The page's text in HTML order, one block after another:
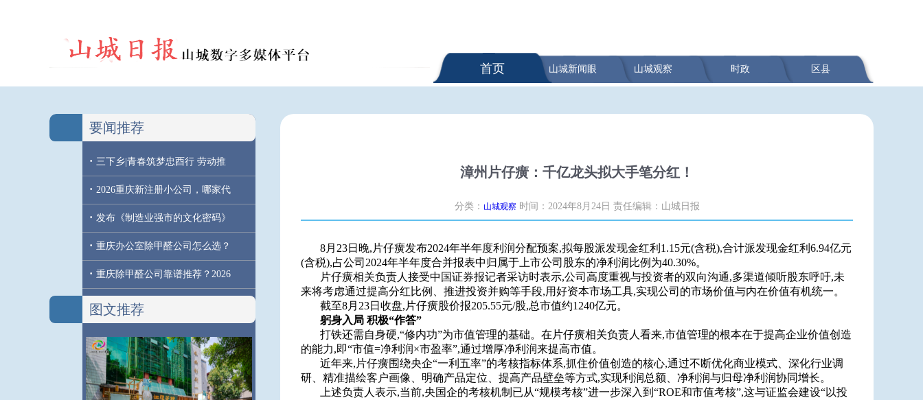
首页 山城新闻眼 山城观察 时政 区县
要闻推荐
· 三下乡|青春筑梦忠酉行 劳动推
· 2026重庆新注册小公司，哪家代
· 发布《制造业强市的文化密码》
· 重庆办公室除甲醛公司怎么选？
· 重庆除甲醛公司靠谱推荐？2026
图文推荐
漳州片仔癀：千亿龙头拟大手笔分红！
分类： 山城观察 时间：2024年8月24日 责任编辑：山城日报
8月23日晚,片仔癀发布2024年半年度利润分配预案,拟每股派发现金红利1.15元(含税),合计派发现金红利6.94亿元
(含税),占公司2024年半年度合并报表中归属于上市公司股东的净利润比例为40.30%。
片仔癀相关负责人接受中国证券报记者采访时表示,公司高度重视与投资者的双向沟通,多渠道倾听股东呼吁,未
来将考虑通过提高分红比例、推进投资并购等手段,用好资本市场工具,实现公司的市场价值与内在价值有机统一。
截至8月23日收盘,片仔癀股价报205.55元/股,总市值约1240亿元。
躬身入局 积极“作答”
打铁还需自身硬,“修内功”为市值管理的基础。在片仔癀相关负责人看来,市值管理的根本在于提高企业价值创造
的能力,即“市值=净利润×市盈率”,通过增厚净利润来提高市值。
近年来,片仔癀围绕央企“一利五率”的考核指标体系,抓住价值创造的核心,通过不断优化商业模式、深化行业调
研、精准描绘客户画像、明确产品定位、提高产品壁垒等方式,实现利润总额、净利润与归母净利润协同增长。
上述负责人表示,当前,央国企的考核机制已从“规模考核”进一步深入到“ROE和市值考核”,这与证监会建设“以投